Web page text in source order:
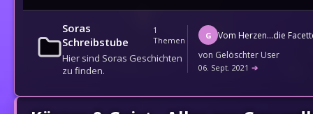
Soras
Schreibstube
1
Themen
Hier sind Soras Geschichten
zu finden.
G
von Gelöschter User
06. Sept. 2021 ➔